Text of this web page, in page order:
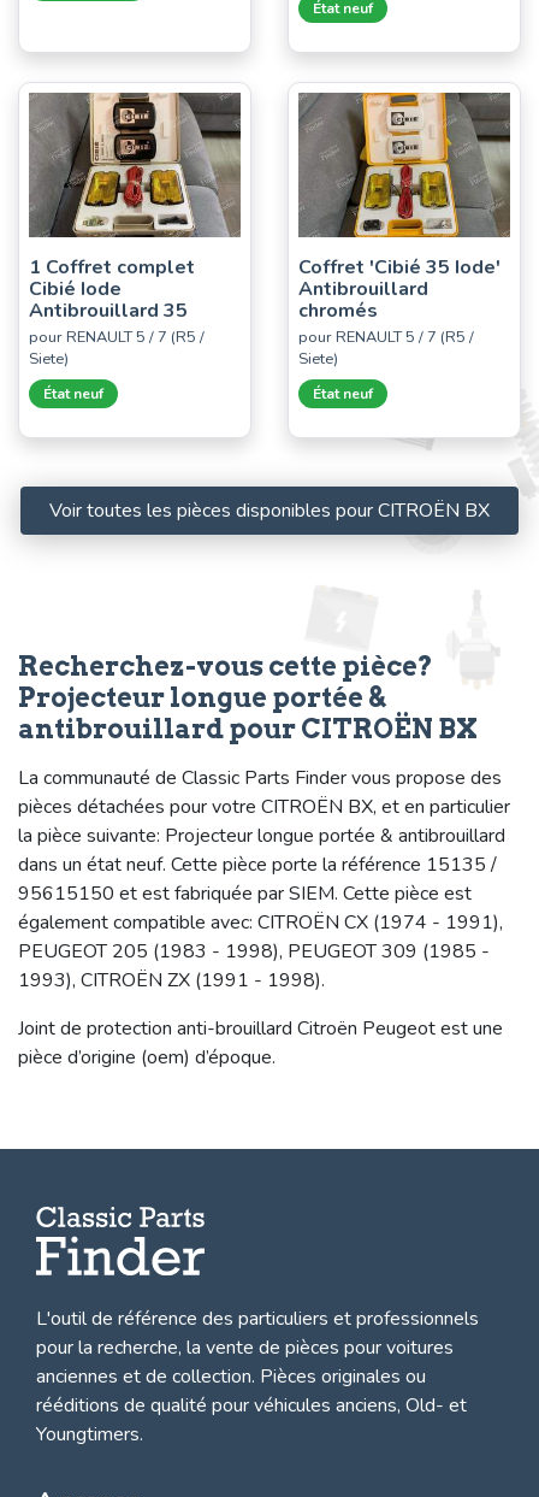
État neuf
1 Coffret complet
Cibié Iode
Antibrouillard 35
pour RENAULT 5 / 7 (R5 /
Siete)
État neuf
Coffret 'Cibié 35 Iode'
Antibrouillard
chromés
pour RENAULT 5 / 7 (R5 /
Siete)
État neuf
Voir toutes les pièces disponibles pour CITROËN BX
Recherchez-vous cette pièce?
Projecteur longue portée &
antibrouillard pour CITROËN BX
La communauté de Classic Parts Finder vous propose des
pièces détachées pour votre CITROËN BX, et en particulier
la pièce suivante: Projecteur longue portée & antibrouillard
dans un état neuf. Cette pièce porte la référence 15135 /
95615150 et est fabriquée par SIEM. Cette pièce est
également compatible avec: CITROËN CX (1974 - 1991),
PEUGEOT 205 (1983 - 1998), PEUGEOT 309 (1985 -
1993), CITROËN ZX (1991 - 1998).
Joint de protection anti-brouillard Citroën Peugeot est une
pièce d’origine (oem) d’époque.
L'outil de référence des particuliers et professionnels
pour la recherche, la vente de pièces pour voitures
anciennes et de collection. Pièces originales ou
rééditions de qualité pour véhicules anciens, Old- et
Youngtimers.